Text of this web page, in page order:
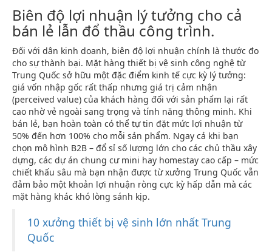
Biên độ lợi nhuận lý tưởng cho cả
bán lẻ lẫn đổ thầu công trình.
Đối với dân kinh doanh, biên độ lợi nhuận chính là thước đo
cho sự thành bại. Mặt hàng thiết bị vệ sinh công nghệ từ
Trung Quốc sở hữu một đặc điểm kinh tế cực kỳ lý tưởng:
giá vốn nhập gốc rất thấp nhưng giá trị cảm nhận
(perceived value) của khách hàng đối với sản phẩm lại rất
cao nhờ vẻ ngoài sang trọng và tính năng thông minh. Khi
bán lẻ, bạn hoàn toàn có thể tự tin đặt mức lợi nhuận từ
50% đến hơn 100% cho mỗi sản phẩm. Ngay cả khi bạn
chọn mô hình B2B – đổ sỉ số lượng lớn cho các chủ thầu xây
dựng, các dự án chung cư mini hay homestay cao cấp – mức
chiết khấu sâu mà bạn nhận được từ xưởng Trung Quốc vẫn
đảm bảo một khoản lợi nhuận ròng cực kỳ hấp dẫn mà các
mặt hàng khác khó lòng sánh kịp.
10 xưởng thiết bị vệ sinh lớn nhất Trung
Quốc